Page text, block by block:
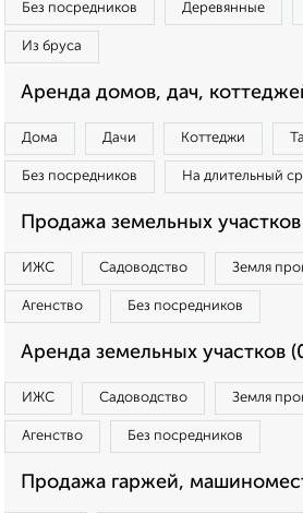
Без посредников Деревянные
Из бруса
Аренда домов, дач,
Дома Дачи Коттеджи
Без посредников На длительный
Продажа земельных участков
ИЖС Садоводство Земля
Агенство Без посредников
Аренда земельных участков
ИЖС Садоводство Земля
Агенство Без посредников
Продажа гаржей,